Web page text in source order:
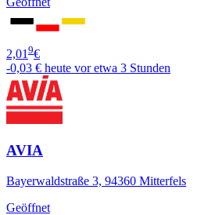
2,019€
-0,03 € heute vor etwa 3 Stunden
AVIA
Bayerwaldstraße 3, 94360 Mitterfels
Geöffnet